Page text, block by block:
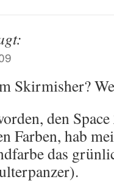
Skirmisher?
den
Farben, hab
das